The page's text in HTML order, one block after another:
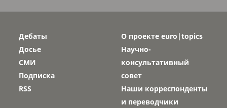
Дебаты
Досье
СМИ
Подписка
RSS
О проекте euro|topics
Научно-
консультативный
совет
Наши корреспонденты
и переводчики